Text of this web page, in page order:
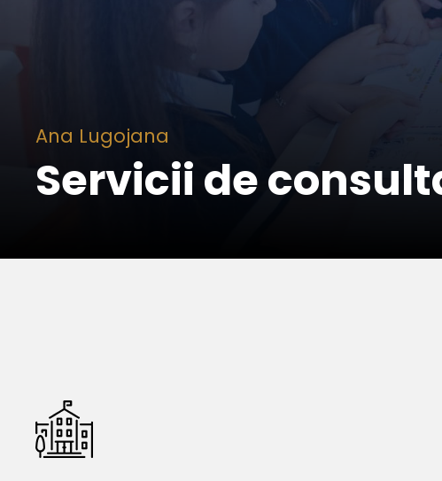
Ana Lugojana
Servicii de